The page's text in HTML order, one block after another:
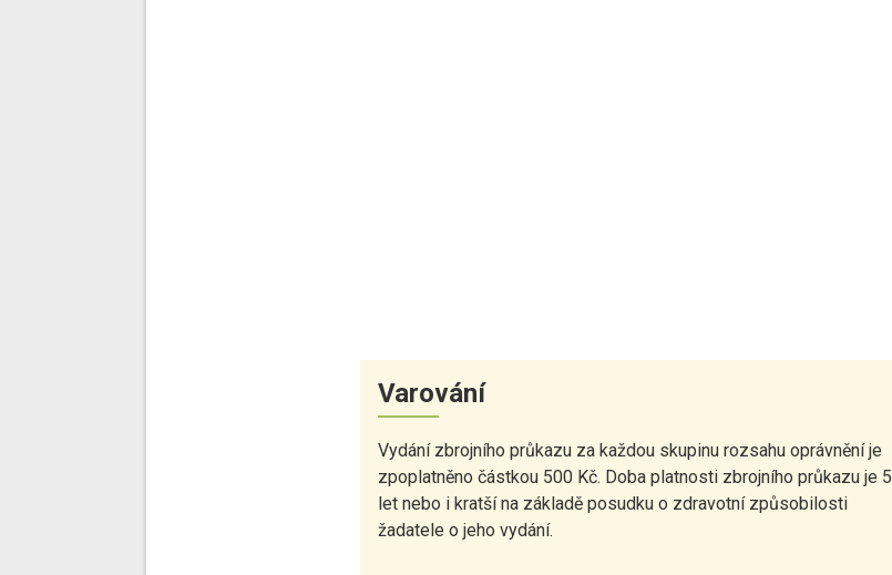
Varování
Vydání zbrojního průkazu za každou skupinu rozsahu oprávnění je
zpoplatněno částkou 500 Kč. Doba platnosti zbrojního průkazu je 5
let nebo i kratší na základě posudku o zdravotní způsobilosti
žadatele o jeho vydání.